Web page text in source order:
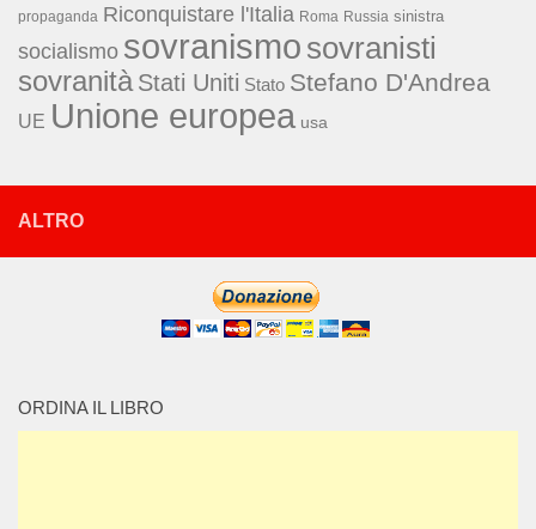
propaganda Riconquistare l'Italia Roma Russia sinistra
socialismo sovranismo sovranisti
sovranità Stati Uniti Stato Stefano D'Andrea
UE Unione europea usa
ALTRO
ORDINA IL LIBRO